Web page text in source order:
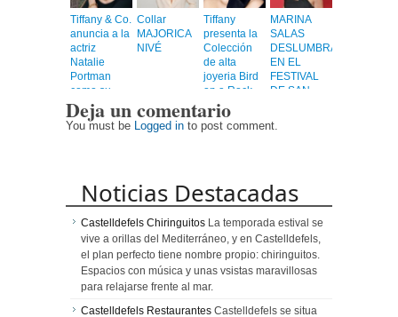
Tiffany & Co.
anuncia a la
actriz
Natalie
Portman
como su
nueva
embajadora
mundial.
Collar
MAJORICA
NIVÉ
Tiffany
presenta la
Colección
de alta
joyeria Bird
on a Rock
MARINA
SALAS
DESLUMBRA
EN EL
FESTIVAL
DE SAN
Deja un comentario
You must be Logged in to post comment.
Noticias Destacadas
Castelldefels Chiringuitos La temporada estival se
vive a orillas del Mediterráneo, y en Castelldefels,
el plan perfecto tiene nombre propio: chiringuitos.
Espacios con música y unas vsistas maravillosas
para relajarse frente al mar.
Castelldefels Restaurantes Castelldefels se situa